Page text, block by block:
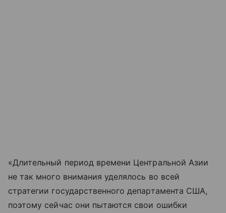
«Длительный период времени Центральной Азии
не так много внимания уделялось во всей
стратегии государственного департамента США,
поэтому сейчас они пытаются свои ошибки